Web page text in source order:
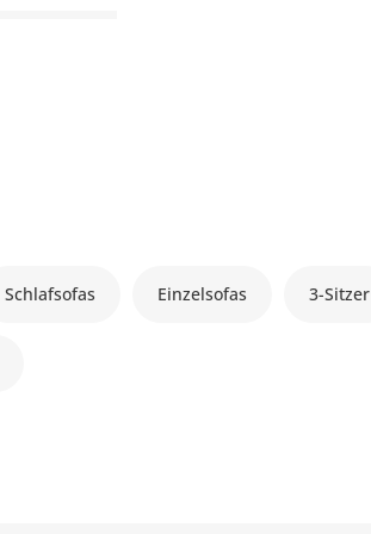
Schlafsofas Einzelsofas 3-Sitzer